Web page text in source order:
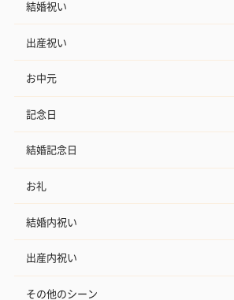
結婚祝い
出産祝い
お中元
記念日
結婚記念日
お礼
結婚内祝い
出産内祝い
その他のシーン